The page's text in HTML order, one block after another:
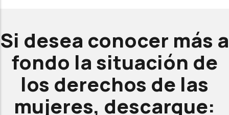
Si desea conocer más a
fondo la situación de
los derechos de las
mujeres, descargue: